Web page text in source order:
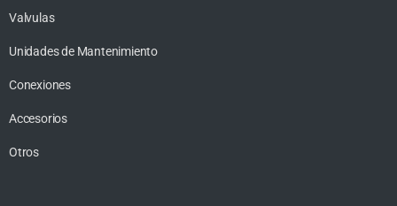
Valvulas
Unidades de Mantenimiento
Conexiones
Accesorios
Otros